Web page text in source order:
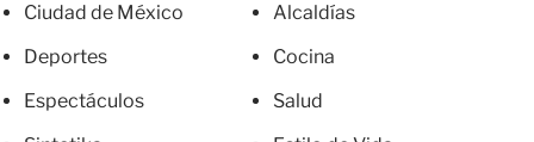
Ciudad de México
Deportes
Espectáculos
Alcaldías
Cocina
Salud